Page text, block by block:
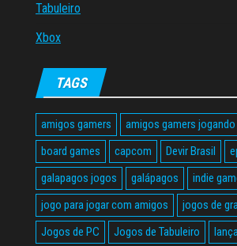
Tabuleiro
Xbox
TAGS
amigos gamers amigos gamers jogando
board games
capcom Devir Brasil
galapagos jogos
galápagos
indie
jogo para jogar com amigos
jogos de
Jogos de PC
Jogos de Tabuleiro